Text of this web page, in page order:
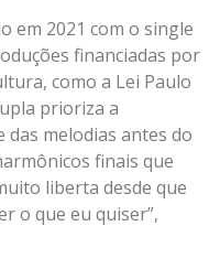
em 2021 com o single
financiadas por
como a Lei Paulo
prioriza a
melodias antes do
finais que
liberta desde que
o que eu quiser”,